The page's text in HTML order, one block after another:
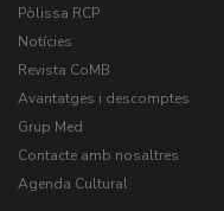
Pòlissa RCP
Notícies
Revista CoMB
Avantatges i descomptes
Grup Med
Contacte amb nosaltres
Agenda Cultural